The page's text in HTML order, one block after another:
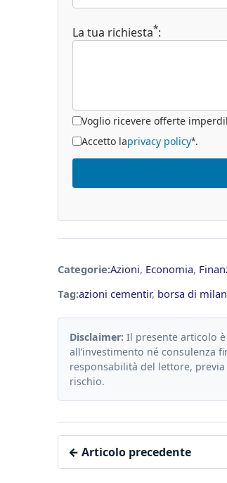
La tua richiesta*:
Voglio ricevere offerte
Accetto laprivacy policy*.
Categorie:Azioni, Economia,
Tag:azioni cementir, borsa di
Disclaimer: Il presente articolo
all’investimento né consulenza
responsabilità del lettore,
rischio.
← Articolo precedente